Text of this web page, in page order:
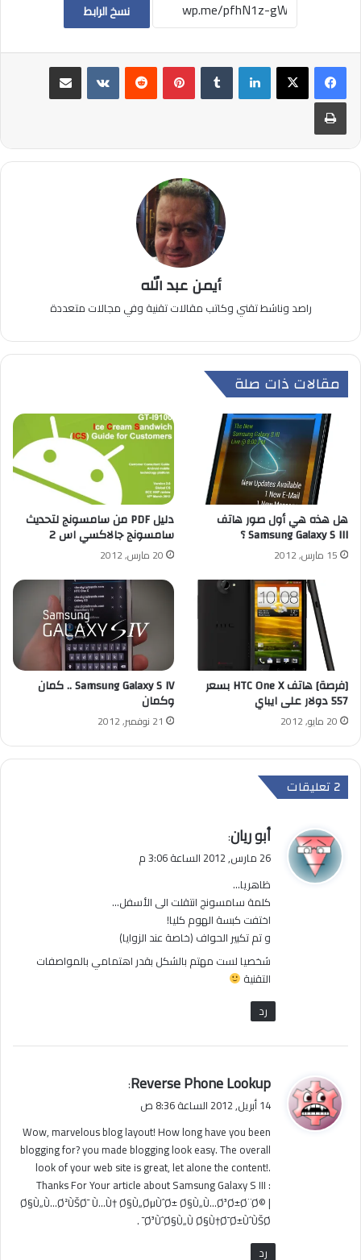
نسخ الرابط
لينكدإن بينتيريست
مشاركة عبر البريد
طباعة
أيمن عبد الله
راصد وناشط تقني وكاتب مقالات تقنية وفي مجالات متعددة
مقالات ذات صلة
هل هذه هي أول صور هاتف
Samsung Galaxy S III ؟
15 مارس, 2012
دليل PDF من سامسونج لتحديث
سامسونج جالاكسي اس 2
20 مارس, 2012
[فرصة] هاتف HTC One X بسعر
557 دولار على ايباي
20 مايو, 2012
Samsung Galaxy S IV .. كمان
وكمان
21 نوفمبر, 2012
‫2 تعليقات
ي
ق
ل
أبو ريان:
26 مارس, 2012 الساعة 3:06 م
ظاهريا…
كلمة سامسونج انتقلت الى الأسفل…
اختفت كبسة الهوم كليا!
و تم تكبير الحواف (خاصة عند الزوايا)
شخصيا لست مهتم بالشكل بقدر اهتمامي بالمواصفات
التقنية
رد
ي
ق
ل
Reverse Phone Lookup
:
14 أبريل, 2012 الساعة 8:36 ص
Wow, marvelous blog layout! How long have you been
blogging for? you made blogging look easy. The overall
look of your web site is great, let alone the content!.
Thanks For Your article about Samsung Galaxy S III :
Ø§Ù„Ù…Ø²ÙŠØ¯ Ù…Ù† Ø§Ù„ØµÙˆØ± Ø§Ù„Ù…Ø³Ø±Ø¨Ø© |
Ø³ÙˆØ§Ù„Ù Ø§Ù†Ø¯Ø±ÙˆÙŠØ¯ .
رد